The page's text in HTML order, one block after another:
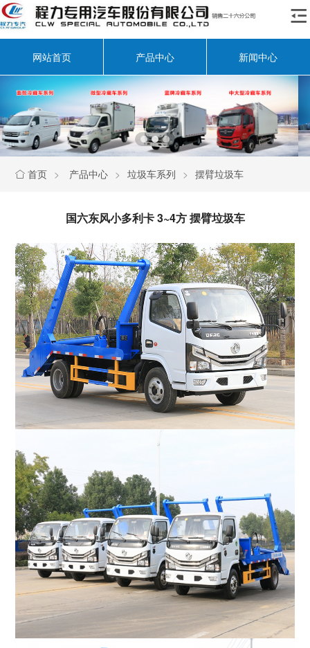

网站首页 产品中心 新闻中心
 首页 > 产品中心 > 垃圾车系列 > 摆臂垃圾车
国六东风小多利卡 3~4方 摆臂垃圾车